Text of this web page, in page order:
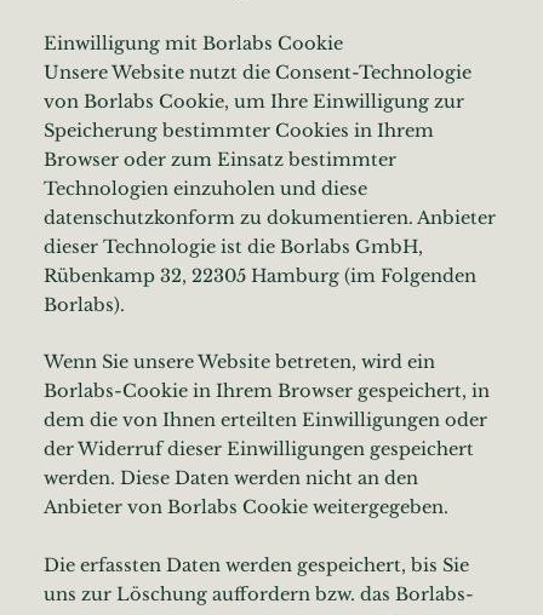
Einwilligung mit Borlabs Cookie
Unsere Website nutzt die Consent-Technologie
von Borlabs Cookie, um Ihre Einwilligung zur
Speicherung bestimmter Cookies in Ihrem
Browser oder zum Einsatz bestimmter
Technologien einzuholen und diese
datenschutzkonform zu dokumentieren. Anbieter
dieser Technologie ist die Borlabs GmbH,
Rübenkamp 32, 22305 Hamburg (im Folgenden
Borlabs).
Wenn Sie unsere Website betreten, wird ein
Borlabs-Cookie in Ihrem Browser gespeichert, in
dem die von Ihnen erteilten Einwilligungen oder
der Widerruf dieser Einwilligungen gespeichert
werden. Diese Daten werden nicht an den
Anbieter von Borlabs Cookie weitergegeben.
Die erfassten Daten werden gespeichert, bis Sie
uns zur Löschung auffordern bzw. das Borlabs-